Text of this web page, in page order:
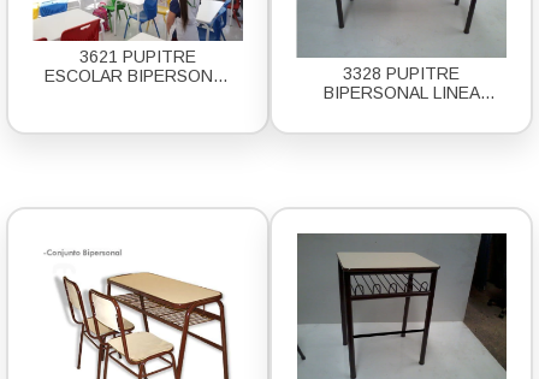
3621 PUPITRE
ESCOLAR BIPERSONAL
3328 PUPITRE
BIPERSONAL LINEA